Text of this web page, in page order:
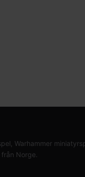
Warhammer
Norge.